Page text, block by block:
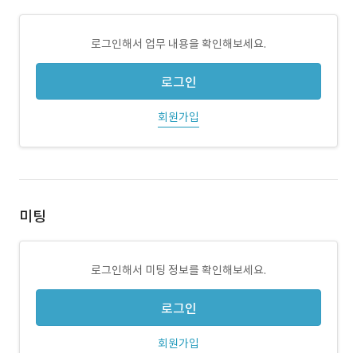
로그인해서 업무 내용을 확인해보세요.
로그인
회원가입
미팅
로그인해서 미팅 정보를 확인해보세요.
로그인
회원가입